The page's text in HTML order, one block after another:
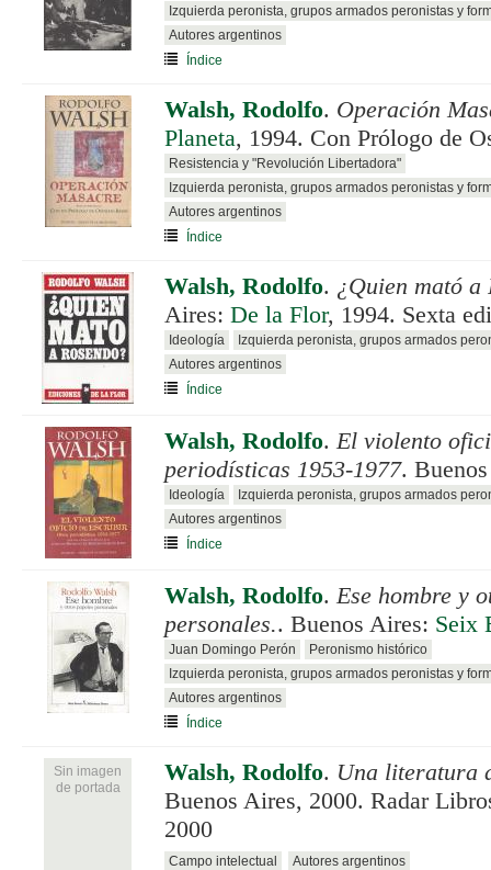
Izquierda peronista, grupos armados peronistas y
Autores argentinos
Índice
Walsh, Rodolfo. Operación
Planeta, 1994. Con Prólogo de
Resistencia y "Revolución Libertadora"
Izquierda peronista, grupos armados peronistas y
Autores argentinos
Índice
Walsh, Rodolfo. ¿Quien mató a
Aires: De la Flor, 1994. Sexta
Ideología
Izquierda peronista, grupos armados
Autores argentinos
Índice
Walsh, Rodolfo.El violento
periodísticas 1953-1977.
Ideología
Izquierda peronista, grupos armados
Autores argentinos
Índice
Walsh, Rodolfo.Ese hombre y
personales.. Buenos Aires: Seix
Juan Domingo Perón
Peronismo histórico
Izquierda peronista, grupos armados peronistas y
Autores argentinos
Índice
Sin imagen
de portada
Walsh, Rodolfo. Una literatura
Buenos Aires, 2000. Radar
2000
Campo intelectual Autores argentinos